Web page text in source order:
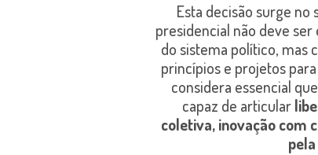
Esta decisão surge
presidencial não deve
do sistema político, mas
princípios e projetos
considera essencial
capaz de articular
coletiva, inovação com